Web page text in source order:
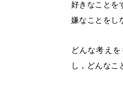
好きなことを
嫌なことをし
どんな考え
し，どんなこ